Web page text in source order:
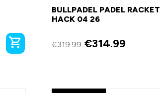
BULLPADEL PADEL RACKET
HACK 04 26
€319.99 €314.99